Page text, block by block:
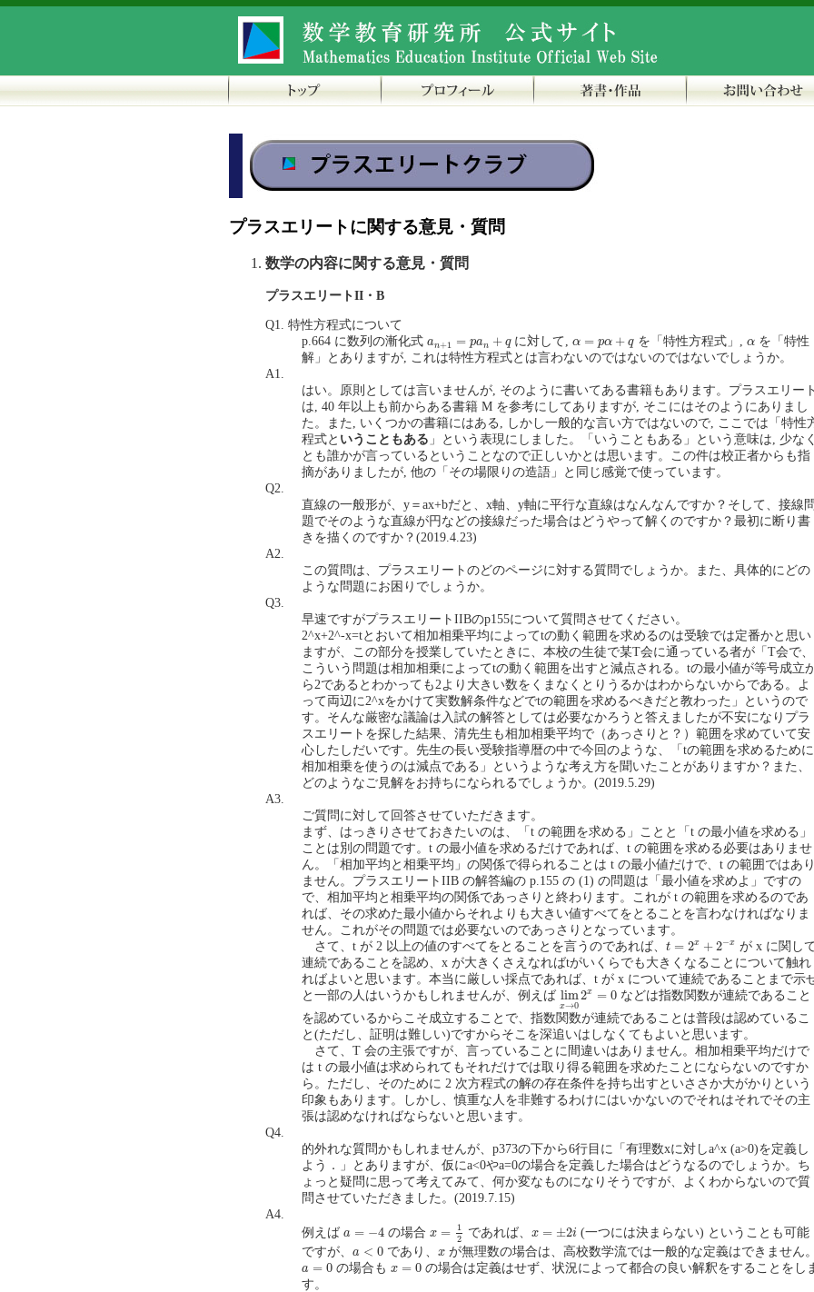
プラスエリートに関する意見・質問
数学の内容に関する意見・質問
プラスエリートII・B
Q1. 特性方程式について
p.664 に数列の漸化式 an+1 = pan + q
an 1 =p an+ に対して, α = pα + q
α=pα+q を「特性方程式」, α
αを「特性
解」とありますが, これは特性方程式とは言わないのではないのではないでしょうか。
A1.
はい。原則としては言いませんが, そのように書いてある書籍もあります。プラスエリート
は, 40 年以上も前からある書籍 M を参考にしてありますが, そこにはそのようにありまし
た。また, いくつかの書籍にはある, しかし一般的な言い方ではないので, ここでは「特性
程式と いうこともある 」という表現にしました。「いうこともある」という意味は, 少なく
とも誰かが言っているということなので正しいかとは思います。この件は校正者からも指
摘がありましたが, 他の「その場限りの造語」と同じ感覚で使っています。
Q2.
直線の一般形が、y＝ax+bだと、x軸、y軸に平行な直線はなんなんですか？そして、接線問
題でそのような直線が円などの接線だった場合はどうやって解くのですか？最初に断り書
きを描くのですか？(2019.4.23)
A2.
この質問は、プラスエリートのどのページに対する質問でしょうか。また、具体的にどの
ような問題にお困りでしょうか。
Q3.
早速ですがプラスエリートIIBのp155について質問させてください。
2^x+2^-x=tとおいて相加相乗平均によってtの動く範囲を求めるのは受験では定番かと思い
ますが、この部分を授業していたときに、本校の生徒で某T会に通っている者が「T会で、
こういう問題は相加相乗によってtの動く範囲を出すと減点される。tの最小値が等号成立
ら2であるとわかっても2より大きい数をくまなくとりうるかはわからないからである。よ
って両辺に2^xをかけて実数解条件などでtの範囲を求めるべきだと教わった」というので
す。そんな厳密な議論は入試の解答としては必要なかろうと答えましたが不安になりプラ
スエリートを探した結果、清先生も相加相乗平均で（あっさりと？）範囲を求めていて安
心したしだいです。先生の長い受験指導暦の中で今回のような、「tの範囲を求めるために
相加相乗を使うのは減点である」というような考え方を聞いたことがありますか？また、
どのようなご見解をお持ちになられるでしょうか。(2019.5.29)
A3.
ご質問に対して回答させていただきます。
まず、はっきりさせておきたいのは、「t の範囲を求める」ことと「t の最小値を求める」
ことは別の問題です。t の最小値を求めるだけであれば、t の範囲を求める必要はありませ
ん。「相加平均と相乗平均」の関係で得られることは t の最小値だけで、t の範囲ではあり
ません。プラスエリートIIB の解答編の p.155 の (1) の問題は「最小値を求めよ」ですの
で、相加平均と相乗平均の関係であっさりと終わります。これが t の範囲を求めるのであ
れば、その求めた最小値からそれよりも大きい値すべてをとることを言わなければなりま
せん。これがその問題では必要ないのであっさりとなっています。
さて、t が 2 以上の値のすべてをとることを言うのであれば、 t = 2x +2−x
t= x+2 − x
が x に関し
連続であることを認め、x が大きくさえなればtがいくらでも大きくなることについて触れ
ればよいと思います。本当に厳しい採点であれば、t が x について連続であることまで示
と一部の人はいうかもしれませんが、例えば lim
x→0
2x = 0
limx→ x=0
などは指数関数が連続であること
を認めているからこそ成立することで、指数関数が連続であることは普段は認めているこ
と(ただし、証明は難しい)ですからそこを深追いはしなくてもよいと思います。
さて、T 会の主張ですが、言っていることに間違いはありません。相加相乗平均だけで
は t の最小値は求められてもそれだけでは取り得る範囲を求めたことにならないのですか
ら。ただし、そのために 2 次方程式の解の存在条件を持ち出すといささか大がかりという
印象もあります。しかし、慎重な人を非難するわけにはいかないのでそれはそれでその主
張は認めなければならないと思います。
Q4.
的外れな質問かもしれませんが、p373の下から6行目に「有理数xに対しa^x (a>0)を定義し
よう．」とありますが、仮にa<0やa=0の場合を定義した場合はどうなるのでしょうか。ち
ょっと疑問に思って考えてみて、何か変なものになりそうですが、よくわからないので質
問させていただきました。(2019.7.15)
A4.
例えば a = −4
a= の場合 x =
1
2
であれば、 x = ±2i
x=±2i
(一つには決まらない) ということも可能
ですが、 a < 0
a< 0 であり、 x
x が無理数の場合は、高校数学流では一般的な定義はできません。
a = 0
a= の場合も x = 0
x=
の場合は定義はせず、状況によって都合の良い解釈をすることをし
す。